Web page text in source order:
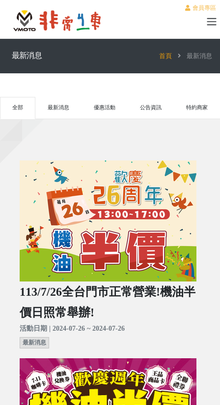
會員專區
最新消息 首頁 最新消息
全部 最新消息 優惠活動 公告資訊 特約商家
113/7/26全台門市正常營業!機油半
價日照常舉辦!
活動日期 | 2024-07-26 ~ 2024-07-26
最新消息